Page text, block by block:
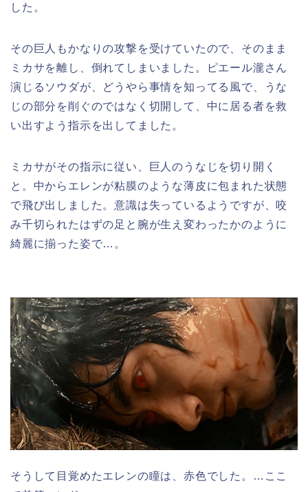
した。
その巨人もかなりの攻撃を受けていたので、そのまま
ミカサを離し、倒れてしまいました。ピエール瀧さん
演じるソウダが、どうやら事情を知ってる風で、うな
じの部分を削ぐのではなく切開して、中に居る者を救
い出すよう指示を出してました。
ミカサがその指示に従い、巨人のうなじを切り開く
と。中からエレンが粘膜のような薄皮に包まれた状態
で飛び出しました。意識は失っているようですが、咬
み千切られたはずの足と腕が生え変わったかのように
綺麗に揃った姿で…。
そうして目覚めたエレンの瞳は、赤色でした。…ここ